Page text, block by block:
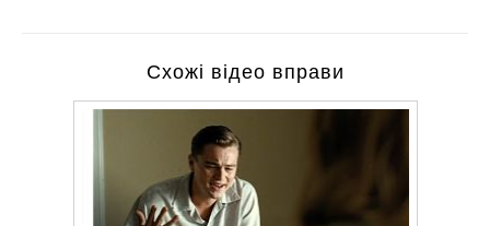
Схожі відео вправи